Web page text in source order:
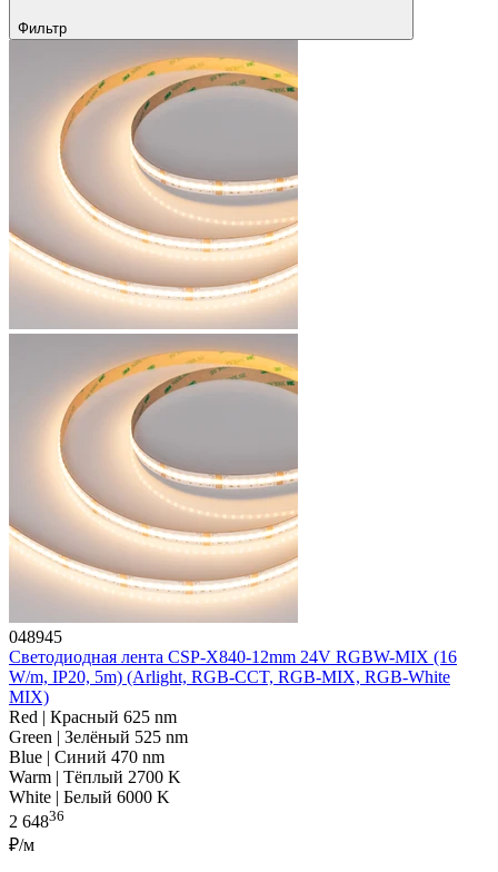
Фильтр
048945
Светодиодная лента CSP-X840-12mm 24V RGBW-MIX (16
W/m, IP20, 5m) (Arlight, RGB-CCT, RGB-MIX, RGB-White
MIX)
Red | Красный 625 nm
Green | Зелёный 525 nm
Blue | Синий 470 nm
Warm | Тёплый 2700 K
White | Белый 6000 K
2 64836
₽/м